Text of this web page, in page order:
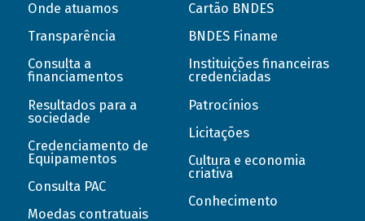
Onde atuamos
Transparência
Consulta a
financiamentos
Resultados para a
sociedade
Credenciamento de
Equipamentos
Consulta PAC
Moedas contratuais
Cartão BNDES
BNDES Finame
Instituições financeiras
credenciadas
Patrocínios
Licitações
Cultura e economia
criativa
Conhecimento